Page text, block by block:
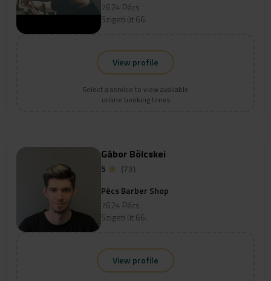
View profile
Select a service to view available
online booking times
7624 Pécs
Szigeti út 66.
View profile
Gábor Bölcskei
5
(73)
Pécs Barber Shop
7624 Pécs
Szigeti út 66.